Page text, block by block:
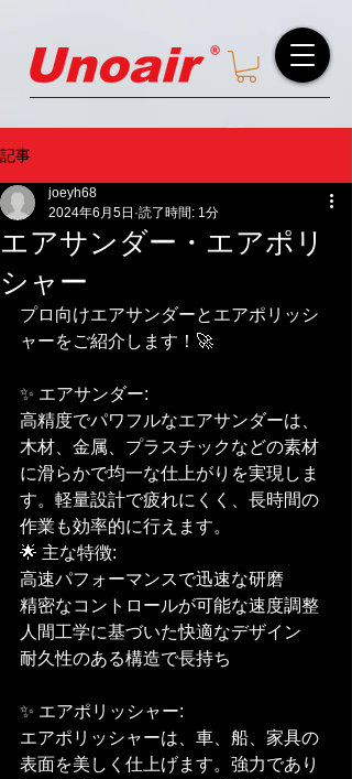
記事
エアサンダー・エアポリ
シャー
joeyh68
2024年6月5日 読了時間: 1分
プロ向けエアサンダーとエアポリッシ
ャーをご紹介します！🚀
✨ エアサンダー:
高精度でパワフルなエアサンダーは、
木材、金属、プラスチックなどの素材
に滑らかで均一な仕上がりを実現しま
す。軽量設計で疲れにくく、長時間の
作業も効率的に行えます。
🌟 主な特徴:
高速パフォーマンスで迅速な研磨
精密なコントロールが可能な速度調整
人間工学に基づいた快適なデザイン
耐久性のある構造で長持ち
✨ エアポリッシャー:
エアポリッシャーは、車、船、家具の
表面を美しく仕上げます。強力であり